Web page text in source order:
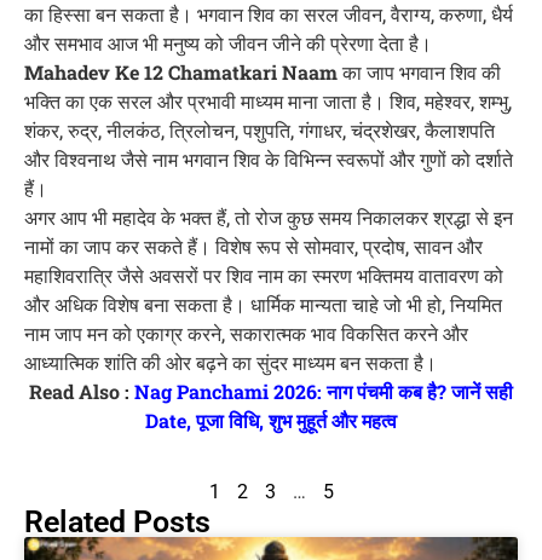
का हिस्सा बन सकता है। भगवान शिव का सरल जीवन, वैराग्य, करुणा, धैर्य
और समभाव आज भी मनुष्य को जीवन जीने की प्रेरणा देता है।
Mahadev Ke 12 Chamatkari Naamका जाप भगवान शिव की
भक्ति का एक सरल और प्रभावी माध्यम माना जाता है। शिव, महेश्वर, शम्भु,
शंकर, रुद्र, नीलकंठ, त्रिलोचन, पशुपति, गंगाधर, चंद्रशेखर, कैलाशपति
और विश्वनाथ जैसे नाम भगवान शिव के विभिन्न स्वरूपों और गुणों को दर्शाते
हैं।
अगर आप भी महादेव के भक्त हैं, तो रोज कुछ समय निकालकर श्रद्धा से इन
नामों का जाप कर सकते हैं। विशेष रूप से सोमवार, प्रदोष, सावन और
महाशिवरात्रि जैसे अवसरों पर शिव नाम का स्मरण भक्तिमय वातावरण को
और अधिक विशेष बना सकता है। धार्मिक मान्यता चाहे जो भी हो, नियमित
नाम जाप मन को एकाग्र करने, सकारात्मक भाव विकसित करने और
आध्यात्मिक शांति की ओर बढ़ने का सुंदर माध्यम बन सकता है।
Read Also : Nag Panchami 2026: नाग पंचमी कब है? जानें सही
Date, पूजा विधि, शुभ मुहूर्त और महत्व
1 2 3 … 5
Related Posts